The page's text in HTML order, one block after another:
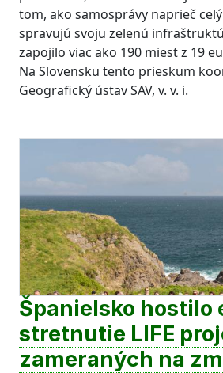
tom, ako samosprávy naprieč
spravujú svoju zelenú
zapojilo viac ako 190 miest z 19
Na Slovensku tento prieskum
Geografický ústav SAV, v. v. i.
Španielsko hostilo
stretnutie LIFE
zameraných na